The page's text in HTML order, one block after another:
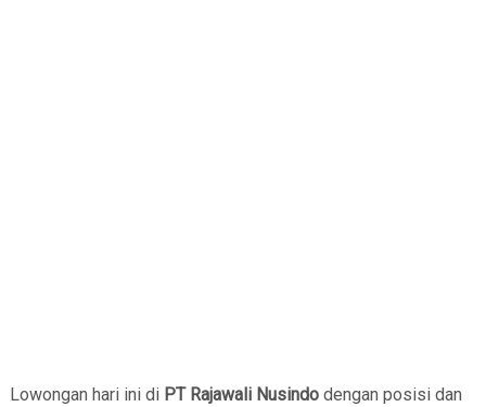
Lowongan hari ini di PT Rajawali Nusindo dengan posisi dan